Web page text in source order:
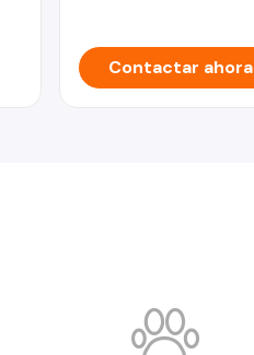
Contactar ahora